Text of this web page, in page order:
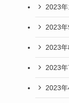
2023年
2023年
2023年
2023年
2023年